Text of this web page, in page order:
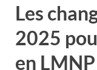
Les
2025
en LMNP